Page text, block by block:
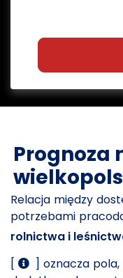
Prognoza
Relacja między
potrzebami
rolnictwa i
[
] oznacza